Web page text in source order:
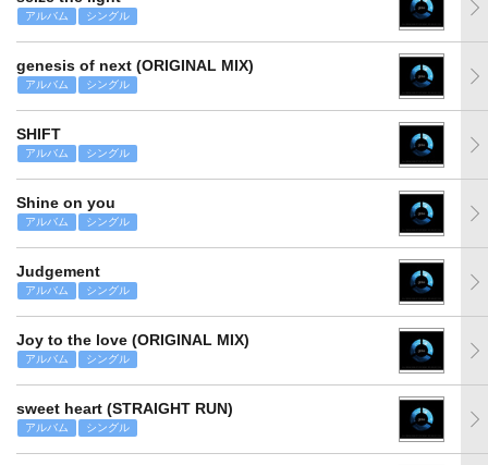
アルバム シングル
genesis of next (ORIGINAL MIX)
アルバム シングル
SHIFT
アルバム シングル
Shine on you
アルバム シングル
Judgement
アルバム シングル
Joy to the love (ORIGINAL MIX)
アルバム シングル
sweet heart (STRAIGHT RUN)
アルバム シングル